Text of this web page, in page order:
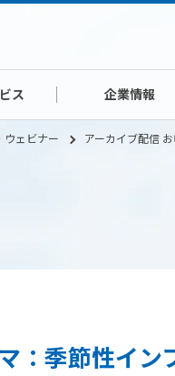
ス 企業情報
ウェビナー アーカイブ配信
：季節性イン